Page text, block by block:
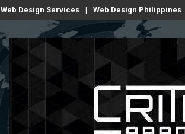
Web Design Services Web Design Philippines